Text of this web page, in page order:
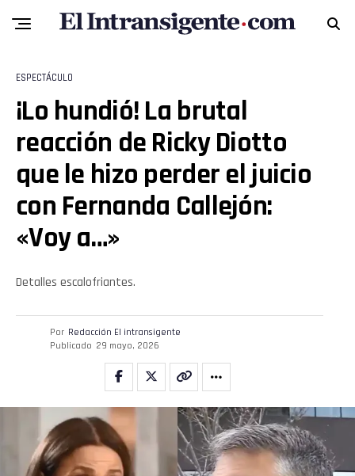
ESPECTÁCULO
¡Lo hundió! La brutal
reacción de Ricky Diotto
que le hizo perder el juicio
con Fernanda Callejón:
«Voy a…»
Detalles escalofriantes.
Por Redacción El intransigente
Publicado 29 mayo, 2026